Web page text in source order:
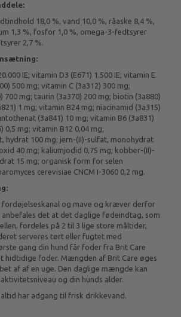
18,0 %, vand 10,0 %, råaske 8,4 %,
1,3 %, fosfor 1,0 %, omega-3-fedtsyrer
2,7 %.
IE; vitamin D3 (E671) 1.500 IE; vitamin E
500 mg; vitamin C (3a312) 300 mg;
700 mg; taurin (3a370) 200 mg; biotin (3a880)
1 mg; vitamin B24 mg; niacinamid (3a315)
(3a841) 10 mg; vitamin B6 (3a831)
0,5 mg; vitamin B12 0,04 mg;
hydrat 100 mg; jern-(II)-sulfat, monohydrat
40 mg; kaliumjodid 0,75 mg; kobber-(II)-
15 mg; organisk form for selen
cerevisiae CNCM I-3060 0,2 mg.
fordøjelseskanal og mave og kræver derfor
anbefales det at det daglige fødeindtag, som
fordeles på 2 til 3 lige store måltider,
serveres tørt eller fugtet med
gang din hund får foder fra Brit Care
hidtidige foder. Mængden af Brit Care øges
af af en uge. Den daglige mængde kan
og din hunds alder.
har adgang til frisk drikkevand.